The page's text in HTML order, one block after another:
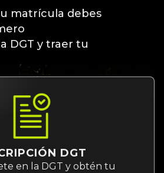
matrícula debes
DGT y traer tu
DGT
en la DGT y obtén tu